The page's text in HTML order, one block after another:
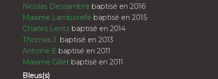
Nicolas Dessambre baptisé en 2016
Maxime Lamborelle baptisé en 2015
Charles Lentz baptisé en 2014
Thomas J. baptisé en 2013
Antoine E baptisé en 2011
Maxime Gillet baptisé en 2011
Bleus(s)